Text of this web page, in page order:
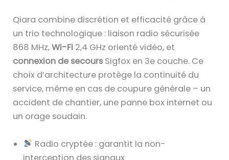
Qiara combine discrétion et efficacité grâce à
un trio technologique : liaison radio sécurisée
868 MHz,Wi-Fi 2,4 GHz orienté vidéo, et
connexion de secours Sigfox en 3e couche. Ce
choix d’architecture protège la continuité du
service, même en cas de coupure générale – un
accident de chantier, une panne box internet ou
un orage soudain.
Radio cryptée : garantit la non-
interception des signaux